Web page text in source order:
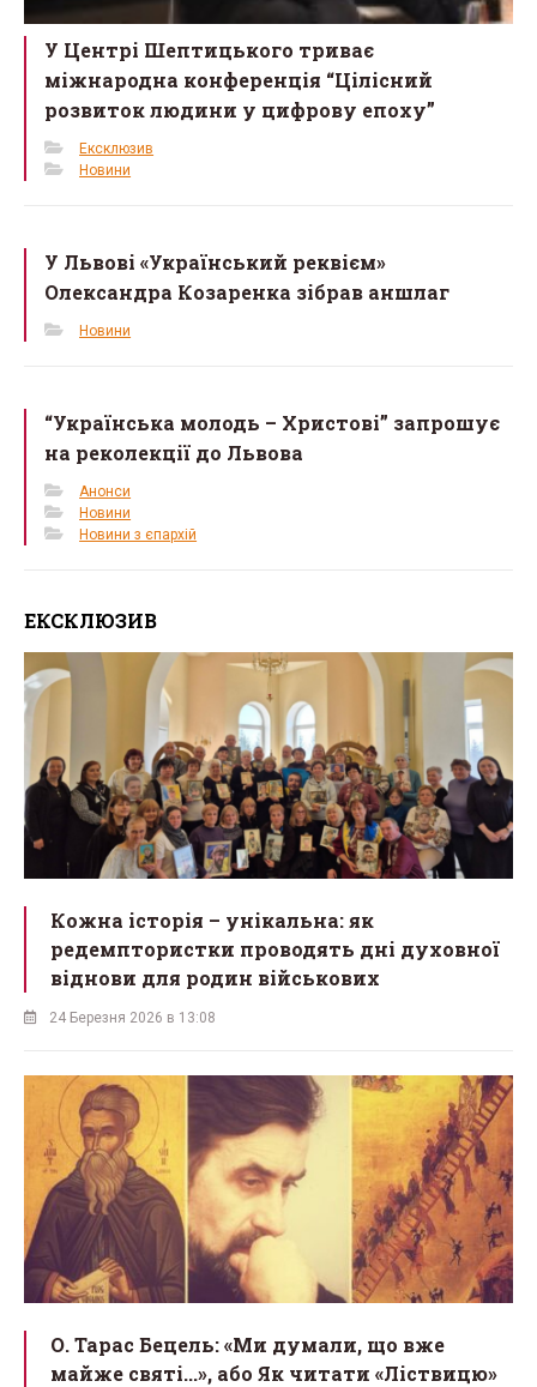
У Центрі Шептицького триває
міжнародна конференція “Цілісний
розвиток людини у цифрову епоху”
Ексклюзив
Новини
У Львові «Український реквієм»
Олександра Козаренка зібрав аншлаг
Новини
“Українська молодь – Христові” запрошує
на реколекції до Львова
Анонси
Новини
Новини з єпархій
ЕКСКЛЮЗИВ
Кожна історія – унікальна: як
редемптористки проводять дні духовної
віднови для родин військових
24 Березня 2026 в 13:08
О. Тарас Бецель: «Ми думали, що вже
майже святі...», або Як читати «Ліствицю»